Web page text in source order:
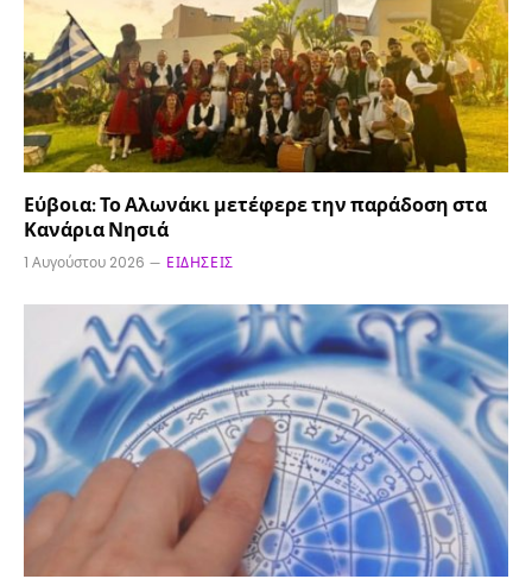
Εύβοια: Το Αλωνάκι μετέφερε την παράδοση στα
Κανάρια Νησιά
1 Αυγούστου 2026 ΕΙΔΉΣΕΙΣ